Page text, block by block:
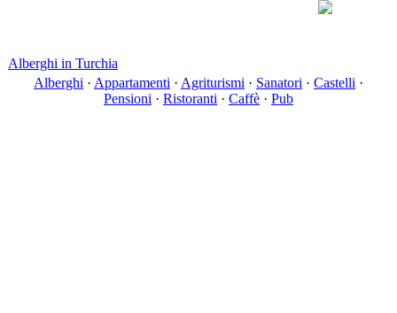
Alberghi in Turchia
Alberghi · Appartamenti · Agriturismi · Sanatori · Castelli ·
Pensioni · Ristoranti · Caffè · Pub